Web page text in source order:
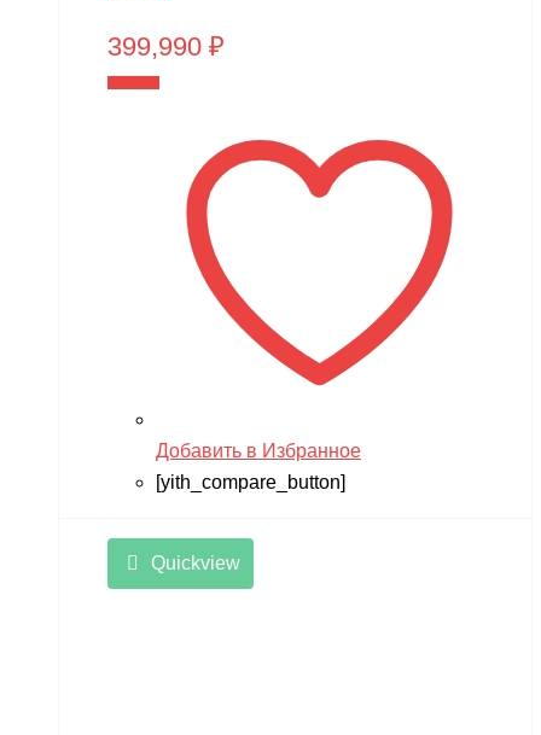
399,990 ₽
Добавить в Избранное
[yith_compare_button]
Quickview